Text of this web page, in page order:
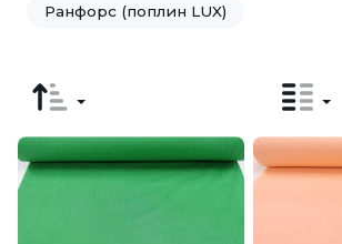
Ранфорс (поплин LUX)
Тик наволочный Хлопок Пике